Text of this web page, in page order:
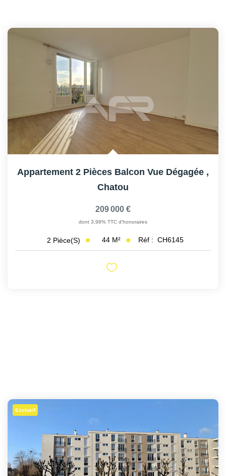
Appartement 2 Pièces Balcon Vue Dégagée ,
Chatou
209 000 €
dont 3,98% TTC d'honoraires
2 Pièce(s) 44 M² Réf : CH6145
Exclusif